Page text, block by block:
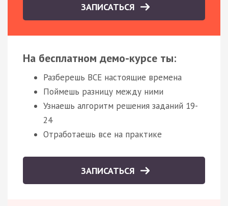
ЗАПИСАТЬСЯ
На бесплатном демо-курсе ты:
Разберешь ВСЕ настоящие времена
Поймешь разницу между ними
Узнаешь алгоритм решения заданий 19-
24
Отработаешь все на практике
ЗАПИСАТЬСЯ